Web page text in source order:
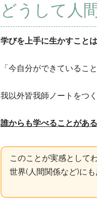
どうして人
学びを上手に生かすこと
「今自分ができているこ
我以外皆我師ノートをつく
誰からも学べることがあ
このことが実感として
世界(人間関係など)に